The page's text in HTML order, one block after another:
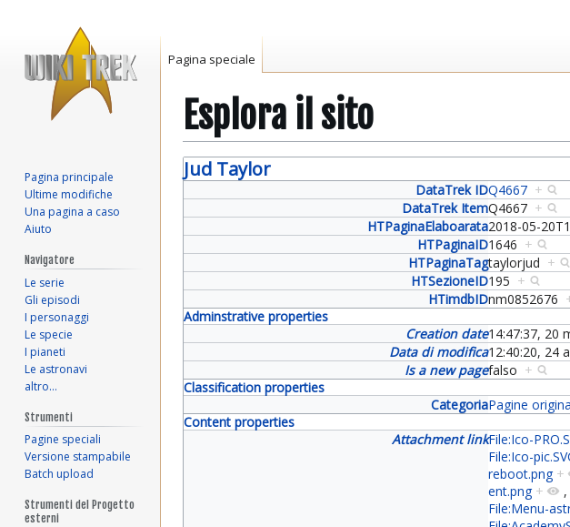
Esplora il sito
Vai
alla
Vai
alla
Jud Taylor
DataTrek IDQ4667 +
DataTrek ItemQ4667 +
HTPaginaElaboarata2018-05-
HTPaginaID1646 +
HTPaginaTagtaylorjud +
HTSezioneID195 +
HTimdbIDnm0852676
Adminstrative properties
Creation date14:47:37, 20
Data di modifica12:40:20, 24
Is a new pagefalso +
Classification properties
CategoriaPagine
Content properties
Attachment linkFile:Ico-
File:Ico-
reboot.png +
ent.png + ,
File:Menu-
Pagina speciale
Pagina principale
Ultime modifiche
Una pagina a caso
Aiuto
Navigatore
Le serie
Gli episodi
I personaggi
Le specie
I pianeti
Le astronavi
altro…
Strumenti
Pagine speciali
Versione stampabile
Batch upload
Strumenti del Progetto
esterni